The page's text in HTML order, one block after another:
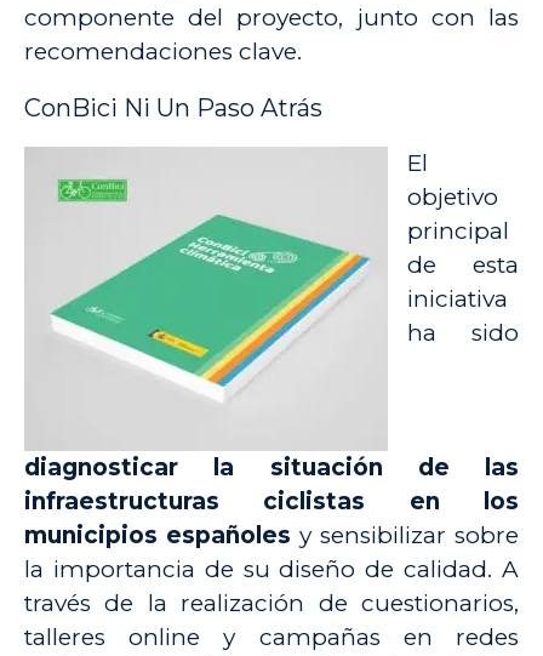
componente del proyecto, junto con las
recomendaciones clave.
ConBici Ni Un Paso Atrás
El
objetivo
principal
de esta
iniciativa
ha sido
diagnosticar la situación de las
infraestructuras ciclistas en los
municipios españoles y sensibilizar sobre
la importancia de su diseño de calidad. A
través de la realización de cuestionarios,
talleres online y campañas en redes